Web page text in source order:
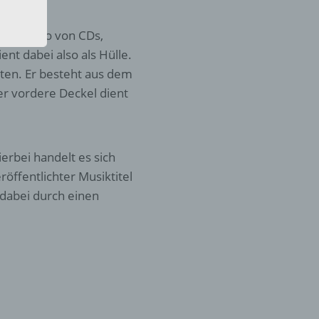
also von CDs,
dabei also als Hülle.
Er besteht aus dem
vordere Deckel dient
handelt es sich
Musiktitel
durch einen